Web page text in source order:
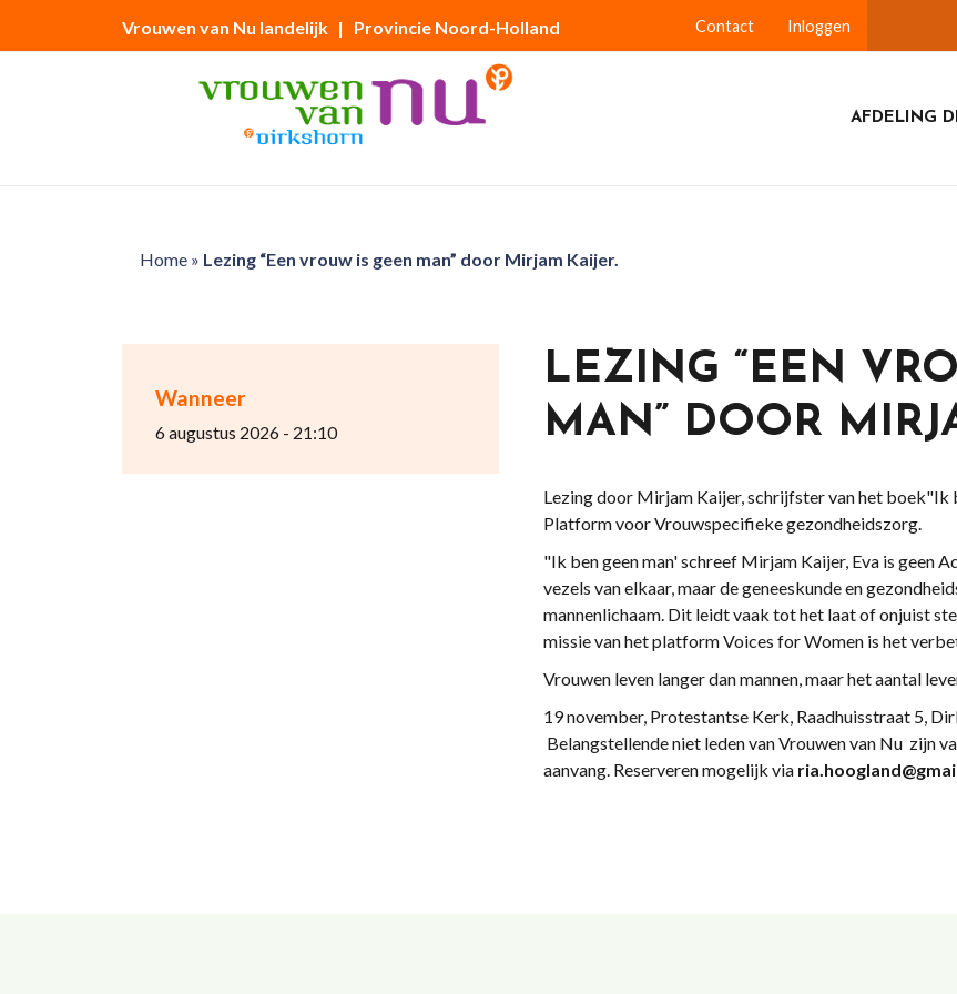
Vrouwen van Nu landelijk | Provincie Noord-Holland Contact Inloggen
AFDELING
Home» Lezing “Een vrouw is geen man” door Mirjam Kaijer.
Wanneer
6 augustus 2026 - 21:10
LEZING “EEN
MAN” DOOR
Lezing door Mirjam Kaijer, schrijfster van het boek"Ik
Platform voor Vrouwspecifieke gezondheidszorg.
"Ik ben geen man' schreef Mirjam Kaijer, Eva is geen
vezels van elkaar, maar de geneeskunde en
mannenlichaam. Dit leidt vaak tot het laat of onjuist
missie van het platform Voices for Women is het
Vrouwen leven langer dan mannen, maar het aantal
19 november, Protestantse Kerk, Raadhuisstraat 5,
Belangstellende niet leden van Vrouwen van Nu zijn
aanvang. Reserveren mogelijk via